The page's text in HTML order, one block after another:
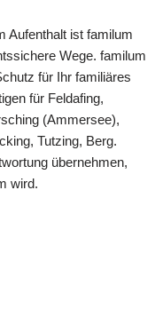
Aufenthalt ist familum
Wege. familum
für Ihr familiäres
für Feldafing,
(Ammersee),
Tutzing, Berg.
übernehmen,
wird.